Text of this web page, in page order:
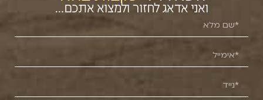
ואני אדאג לחזור ולמצוא אתכם…